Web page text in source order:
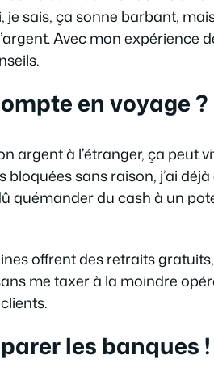
je sais, ça sonne barbant,
Avec mon expérience
en voyage ?
argent à l’étranger, ça peut
sans raison, j’ai
quémander du cash à un
offrent des retraits
me taxer à la moindre
les banques !